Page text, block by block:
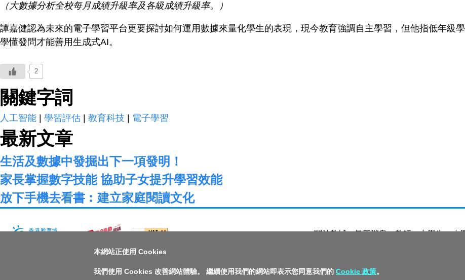
（大數據分析全校每月成績升級率及各級成績升級率。）
譚嘉健認為未來的電子學習平台更要探討如何運用數據來量化學生的表現，現今教育強調自主學習，但他指低年級
學懂發問才能善用生成式AI。
2
關鍵字詞
人工智能 學習評估 教育科技 電子學習
最新文章
生活及數據中發掘出下一項發明！
家長掌握數字技能 協助子女提升學習效能
放下手機去看書︰建立家庭閱讀文化
關於教城 最新消息 教師 中學生 小
私隱政策聲明 服務條款
本網站正使用 Cookies
我們使用 Cookies 改善網站體驗。 繼續使用我們的網站即表示您同意我們的 Cookie 政策。